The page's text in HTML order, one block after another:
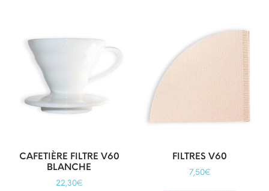
CAFETIÈRE FILTRE V60
BLANCHE
22,30€
FILTRES V60
7,50€